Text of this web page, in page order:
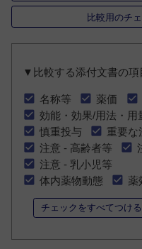
比較用のチ
▼比較する添付文書の項
名称等 薬価
効能・効果/用法・用
慎重投与
重要な
注意 - 高齢者等
注意 - 乳小児等
体内薬物動態
薬
チェックをすべてつけ